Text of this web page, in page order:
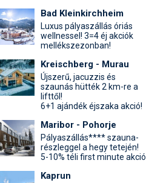
Bad Kleinkirchheim
Luxus pályaszállás óriás
wellnessel! 3=4 éj akciók
mellékszezonban!
Kreischberg - Murau
Újszerű, jacuzzis és
szaunás hütték 2 km-re a
lifttől!
6+1 ajándék éjszaka akció!
Maribor - Pohorje
Pályaszállás**** szauna-
részleggel a hegy tetején!
5-10% téli first minute
Kaprun